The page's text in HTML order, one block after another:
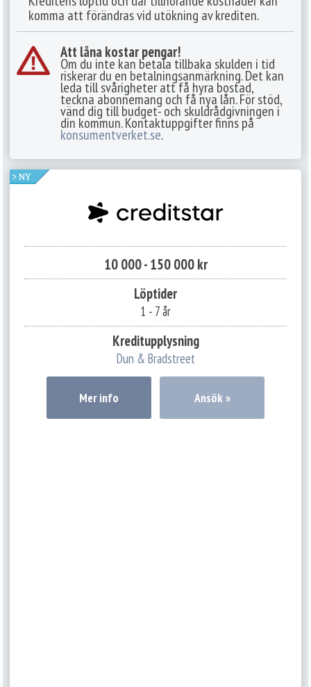
komma att förändras vid utökning av krediten.
Att låna kostar pengar!
Om du inte kan betala tillbaka skulden i tid
riskerar du en betalningsanmärkning. Det kan
leda till svårigheter att få hyra bostad,
teckna abonnemang och få nya lån. För stöd,
vänd dig till budget- och skuldrådgivningen i
din kommun. Kontaktuppgifter finns på
konsumentverket.se.
10 000 - 150 000 kr
Löptider
1 - 7 år
Kreditupplysning
Dun & Bradstreet
Mer info Ansök »